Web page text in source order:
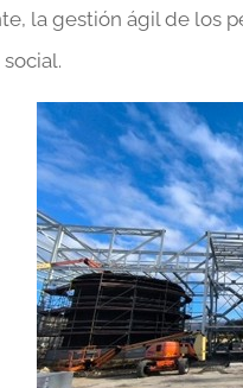
la gestión ágil de los